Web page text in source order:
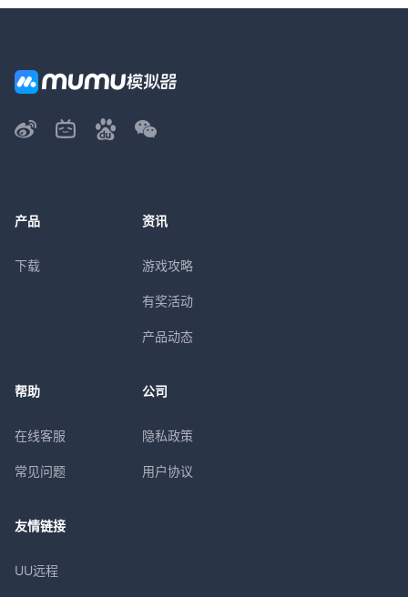
产品
下载
资讯
游戏攻略
有奖活动
产品动态
帮助
在线客服
常见问题
公司
隐私政策
用户协议
友情链接
UU远程